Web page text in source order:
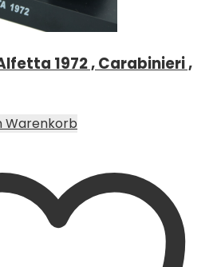
1972 , Carabinieri ,
Warenkorb